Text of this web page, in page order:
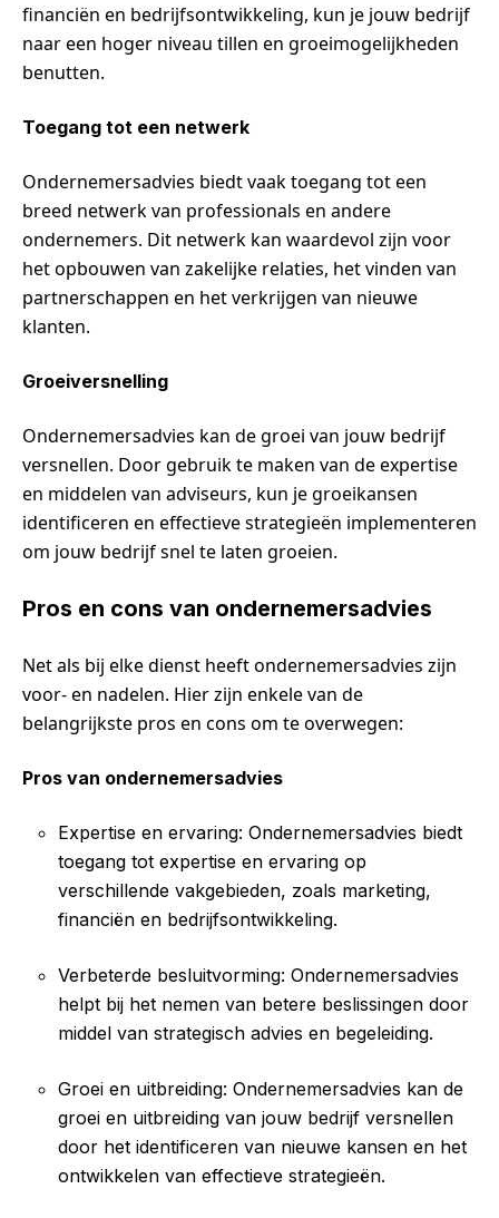
financiën en bedrijfsontwikkeling, kun je jouw bedrijf
naar een hoger niveau tillen en groeimogelijkheden
benutten.
Toegang tot een netwerk
Ondernemersadvies biedt vaak toegang tot een
breed netwerk van professionals en andere
ondernemers. Dit netwerk kan waardevol zijn voor
het opbouwen van zakelijke relaties, het vinden van
partnerschappen en het verkrijgen van nieuwe
klanten.
Groeiversnelling
Ondernemersadvies kan de groei van jouw bedrijf
versnellen. Door gebruik te maken van de expertise
en middelen van adviseurs, kun je groeikansen
identificeren en effectieve strategieën implementeren
om jouw bedrijf snel te laten groeien.
Pros en cons van ondernemersadvies
Net als bij elke dienst heeft ondernemersadvies zijn
voor- en nadelen. Hier zijn enkele van de
belangrijkste pros en cons om te overwegen:
Pros van ondernemersadvies
Expertise en ervaring: Ondernemersadvies biedt
toegang tot expertise en ervaring op
verschillende vakgebieden, zoals marketing,
financiën en bedrijfsontwikkeling.
Verbeterde besluitvorming: Ondernemersadvies
helpt bij het nemen van betere beslissingen door
middel van strategisch advies en begeleiding.
Groei en uitbreiding: Ondernemersadvies kan de
groei en uitbreiding van jouw bedrijf versnellen
door het identificeren van nieuwe kansen en het
ontwikkelen van effectieve strategieën.